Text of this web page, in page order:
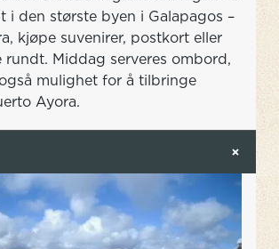
i den største byen i Galapagos –
kjøpe suvenirer, postkort eller
rundt. Middag serveres ombord,
mulighet for å tilbringe
Ayora.